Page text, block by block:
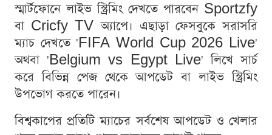
স্মার্টফোনে লাইভ স্ট্রিমিং দেখতে পারবেন Sportzfy
বা Cricfy TV অ্যাপে। এছাড়া ফেসবুকে সরাসরি
ম্যাচ দেখতে 'FIFA World Cup 2026 Live'
অথবা 'Belgium vs Egypt Live' লিখে সার্চ
করে বিভিন্ন পেজ থেকে আপডেট বা লাইভ স্ট্রিমিং
উপভোগ করতে পারেন।
বিশ্বকাপের প্রতিটি ম্যাচের সর্বশেষ আপডেট ও খেলার